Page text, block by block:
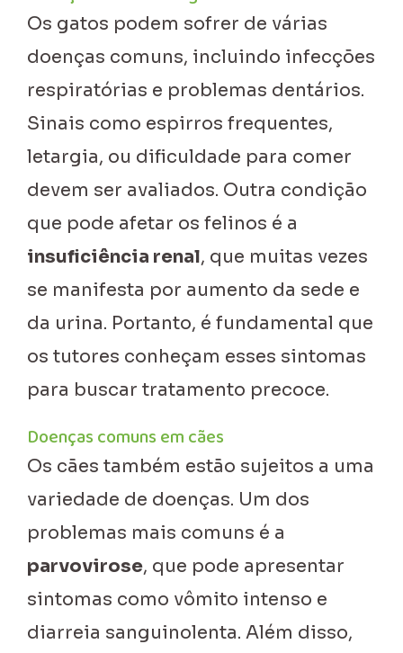
Os gatos podem sofrer de várias
doenças comuns, incluindo infecções
respiratórias e problemas dentários.
Sinais como espirros frequentes,
letargia, ou dificuldade para comer
devem ser avaliados. Outra condição
que pode afetar os felinos é a
insuficiência renal, que muitas vezes
se manifesta por aumento da sede e
da urina. Portanto, é fundamental que
os tutores conheçam esses sintomas
para buscar tratamento precoce.
Doenças comuns em cães
Os cães também estão sujeitos a uma
variedade de doenças. Um dos
problemas mais comuns é a
parvovirose, que pode apresentar
sintomas como vômito intenso e
diarreia sanguinolenta. Além disso,